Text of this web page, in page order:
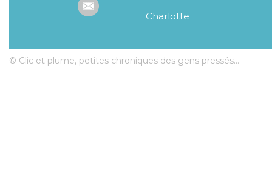
Charlotte
© Clic et plume, petites chroniques des gens pressés...